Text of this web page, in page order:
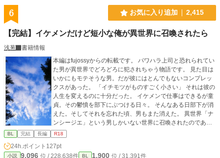
6 お気に入り追加 2,415
【完結】イケメンだけど短小な俺が異世界に召喚されたら
浅葱
書籍情報
本編はfujossyからの転載です。 パワハラ上司と恐れられてい
た男が異世界でどろどろに犯されちゃう物語です。 見た目は
いかにもモテそうな男。だが彼にはとんでもないコンプレッ
クスがあった。 「イチモツがものすごく小さい」 それは彼の
人生を変えるのに十分だった。 イケメンで仕事はできるが童
貞。その鬱憤を部下にぶつける日々。 そんなある日部下が消
えた。そしてそれを忘れた頃、男もまた消えた。 異世界「ナ
ンシージエ」という男しかいない世界に召喚されたのであ
る。 「冴えないサラリーマンの僕が異世界トリップしたら王
様に！？」のスピンオフ、パワハラ上司の回です。 ぐちゃぐ
ちゃのどろどろに犯されます。3P／一部リバあり／二輪挿し
BL 完結 長編 R18
24h.ポイント 127pt
小説 9,096 位 / 228,638件 BL 1,900 位 / 31,391件